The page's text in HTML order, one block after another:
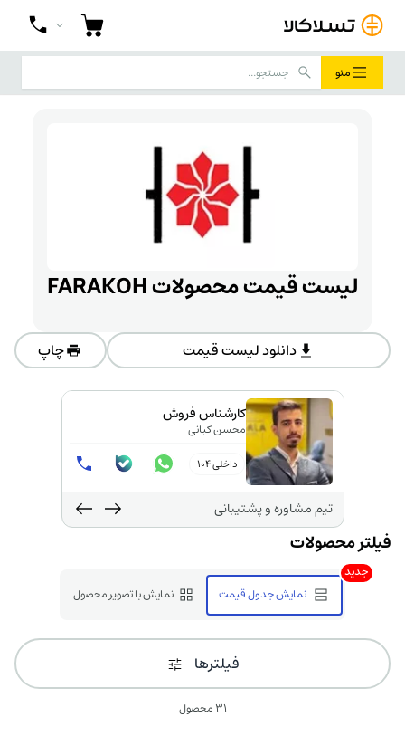
منو
لیست قیمت محصولات FARAKOH
دانلود لیست قیمت چاپ
جدید
نمایش جدول قیمت
نمایش با تصویر محصول
31 محصول
فیلترها
کارشناس فروش
محسن کیانی
داخلی 104
تیم مشاوره و پشتیبانی